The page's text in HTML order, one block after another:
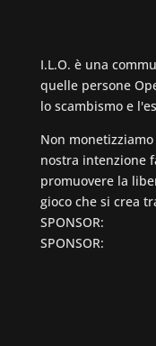
I.L.O. è una
quelle persone
lo scambismo e
Non
nostra intenzione
promuovere la
gioco che si crea
SPONSOR:
SPONSOR: